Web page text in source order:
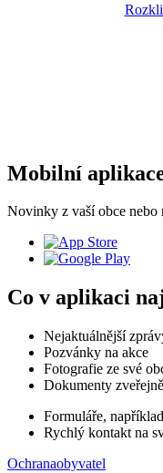
Mobilní
Novinky z vaší obce nebo
Co v aplikaci
Nejaktuálnější
Pozvánky na akce
Fotografie ze své
Dokumenty
Formuláře,
Rychlý kontakt na
Ochranaobyvatel